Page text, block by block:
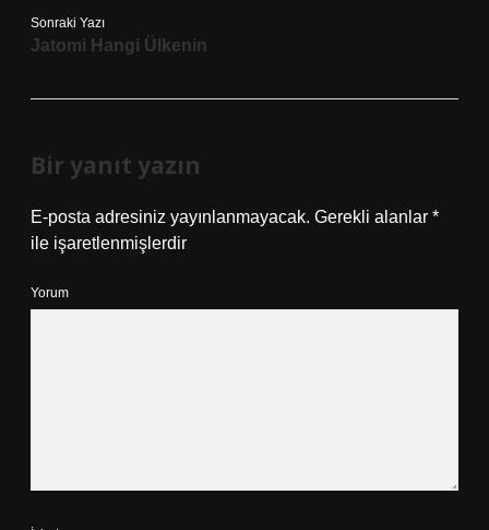
Sonraki Yazı
Jatomi Hangi Ülkenin
Bir yanıt yazın
E-posta adresiniz yayınlanmayacak. Gerekli alanlar *
ile işaretlenmişlerdir
Yorum